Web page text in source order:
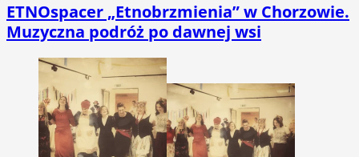
ETNOspacer „Etnobrzmienia” w Chorzowie.
Muzyczna podróż po dawnej wsi